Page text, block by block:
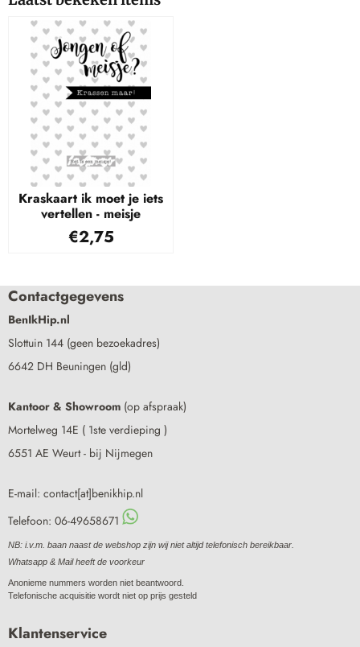
Kraskaart ik moet je iets
vertellen - meisje
€2,75
Contactgegevens
BenIkHip.nl
Slottuin 144 (geen bezoekadres)
6642 DH Beuningen (gld)
Kantoor & Showroom (op afspraak)
Mortelweg 14E ( 1ste verdieping )
6551 AE Weurt - bij Nijmegen
E-mail: contact[at]benikhip.nl
Telefoon: 06-49658671
NB: i.v.m. baan naast de webshop zijn wij niet altijd telefonisch bereikbaar.
Whatsapp & Mail heeft de voorkeur
Anonieme nummers worden niet beantwoord.
Telefonische acquisitie wordt niet op prijs gesteld
Klantenservice